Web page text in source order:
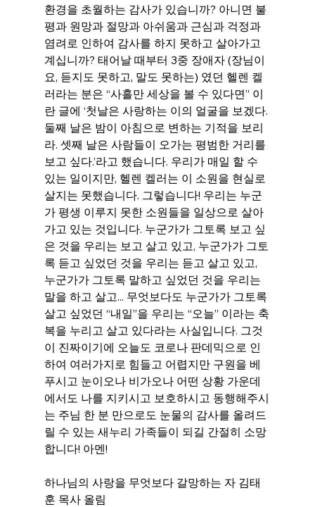
환경을 초월하는 감사가 있습니까? 아니면 불
평과 원망과 절망과 아쉬움과 근심과 걱정과
염려로 인하여 감사를 하지 못하고 살아가고
계십니까? 태어날 때부터 3중 장애자 (장님이
요, 듣지도 못하고, 말도 못하는) 였던 헬렌 켈
러라는 분은 “사흘만 세상을 볼 수 있다면” 이
란 글에 ‘첫날은 사랑하는 이의 얼굴을 보겠다.
둘째 날은 밤이 아침으로 변하는 기적을 보리
라. 셋째 날은 사람들이 오가는 평범한 거리를
보고 싶다.’라고 했습니다. 우리가 매일 할 수
있는 일이지만, 헬렌 켈러는 이 소원을 현실로
살지는 못했습니다. 그렇습니다! 우리는 누군
가 평생 이루지 못한 소원들을 일상으로 살아
가고 있는 것입니다. 누군가가 그토록 보고 싶
은 것을 우리는 보고 살고 있고, 누군가가 그토
록 듣고 싶었던 것을 우리는 듣고 살고 있고,
누군가가 그토록 말하고 싶었던 것을 우리는
말을 하고 살고... 무엇보다도 누군가가 그토록
살고 싶었던 “내일”을 우리는 “오늘” 이라는 축
복을 누리고 살고 있다라는 사실입니다. 그것
이 진짜이기에 오늘도 코로나 판데믹으로 인
하여 여러가지로 힘들고 어렵지만 구원을 베
푸시고 눈이오나 비가오나 어떤 상황 가운데
에서도 나를 지키시고 보호하시고 동행해주시
는 주님 한 분 만으로도 눈물의 감사를 올려드
릴 수 있는 새누리 가족들이 되길 간절히 소망
합니다! 아멘!
하나님의 사랑을 무엇보다 갈망하는 자 김태
훈 목사 올림